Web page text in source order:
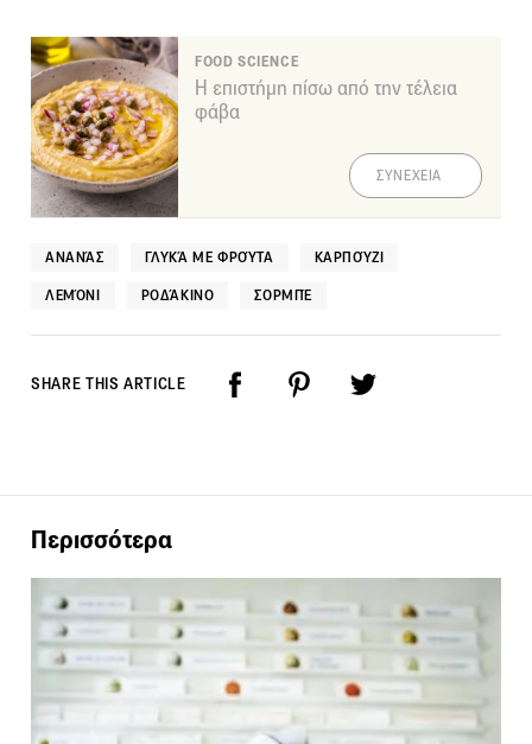
FOOD SCIENCE
Η επιστήμη πίσω από την τέλεια
φάβα
ΣΥΝΕΧΕΙΑ
ΑΝΑΝΆΣ ΓΛΥΚΆ ΜΕ ΦΡΟΎΤΑ ΚΑΡΠΟΎΖΙ
ΛΕΜΌΝΙ ΡΟΔΆΚΙΝΟ ΣΟΡΜΠΈ
SHARE THIS ARTICLE
Περισσότερα